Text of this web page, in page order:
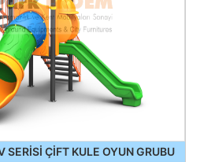
SERİSİ ÇİFT KULE OYUN GRUBU